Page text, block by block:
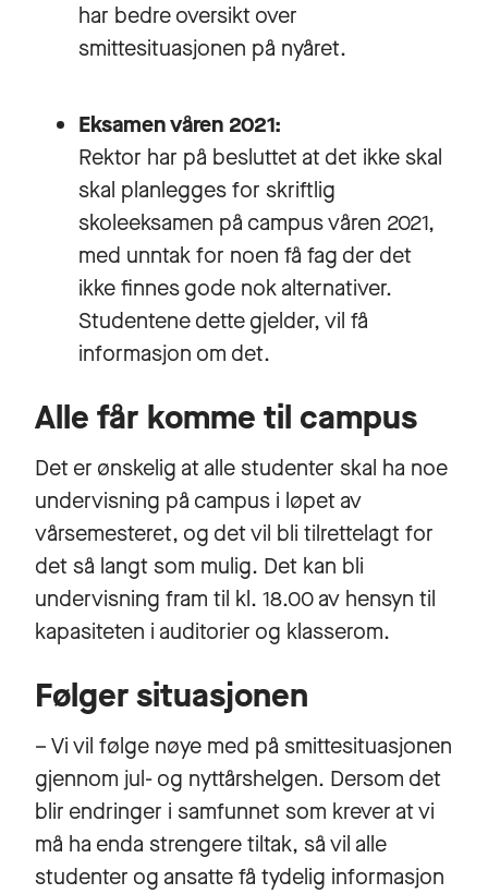
har bedre oversikt over
smittesituasjonen på nyåret.
Eksamen våren 2021:
Rektor har på besluttet at det ikke skal
skal planlegges for skriftlig
skoleeksamen på campus våren 2021,
med unntak for noen få fag der det
ikke finnes gode nok alternativer.
Studentene dette gjelder, vil få
informasjon om det.
Alle får komme til campus
Det er ønskelig at alle studenter skal ha noe
undervisning på campus i løpet av
vårsemesteret, og det vil bli tilrettelagt for
det så langt som mulig. Det kan bli
undervisning fram til kl. 18.00 av hensyn til
kapasiteten i auditorier og klasserom.
Følger situasjonen
– Vi vil følge nøye med på smittesituasjonen
gjennom jul- og nyttårshelgen. Dersom det
blir endringer i samfunnet som krever at vi
må ha enda strengere tiltak, så vil alle
studenter og ansatte få tydelig informasjon